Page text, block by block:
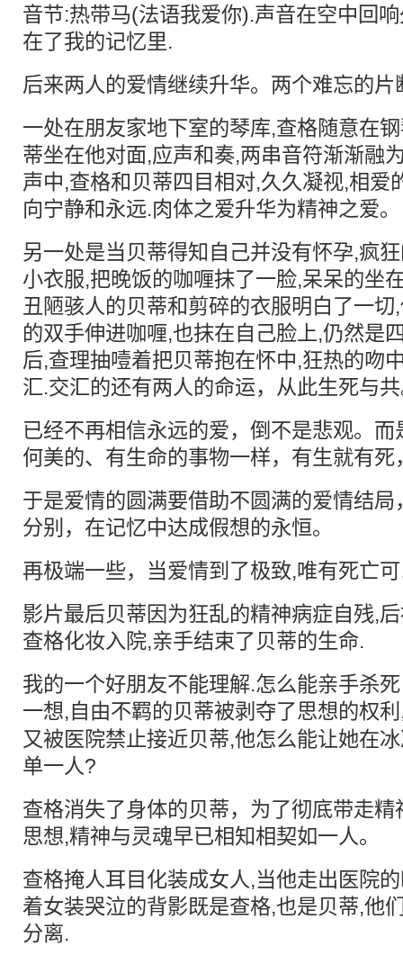
音节:热带马(法语我爱你).声音在空中回
在了我的记忆里.
后来两人的爱情继续升华。两个难忘的片
一处在朋友家地下室的琴库,查格随意在
蒂坐在他对面,应声和奏,两串音符渐渐融
声中,查格和贝蒂四目相对,久久凝视,相爱
向宁静和永远.肉体之爱升华为精神之爱。
另一处是当贝蒂得知自己并没有怀孕,疯
小衣服,把晚饭的咖喱抹了一脸,呆呆的坐
丑陋骇人的贝蒂和剪碎的衣服明白了一
的双手伸进咖喱,也抹在自己脸上,仍然是
后,查理抽噎着把贝蒂抱在怀中,狂热的吻
汇.交汇的还有两人的命运，从此生死与
已经不再相信永远的爱，倒不是悲观。
何美的、有生命的事物一样，有生就有
于是爱情的圆满要借助不圆满的爱情结
分别，在记忆中达成假想的永恒。
再极端一些，当爱情到了极致,唯有死亡
影片最后贝蒂因为狂乱的精神病症自残,
查格化妆入院,亲手结束了贝蒂的生命.
我的一个好朋友不能理解.怎么能亲手杀
一想,自由不羁的贝蒂被剥夺了思想的权
又被医院禁止接近贝蒂,他怎么能让她在
单一人?
查格消失了身体的贝蒂，为了彻底带走
思想,精神与灵魂早已相知相契如一人。
查格掩人耳目化装成女人,当他走出医院
着女装哭泣的背影既是查格,也是贝蒂,他
分离.